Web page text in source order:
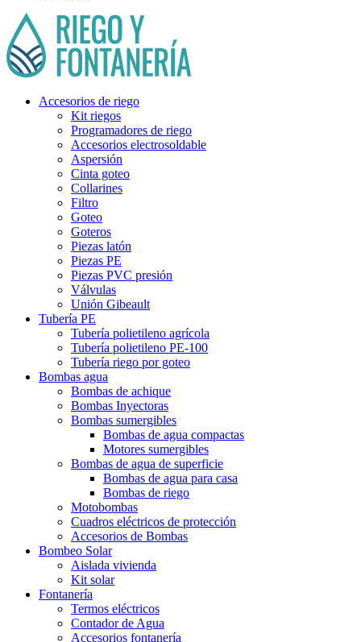
Accesorios de riego
Kit riegos
Programadores de riego
Accesorios electrosoldable
Aspersión
Cinta goteo
Collarines
Filtro
Goteo
Goteros
Piezas latón
Piezas PE
Piezas PVC presión
Válvulas
Unión Gibeault
Tubería PE
Tubería polietileno agrícola
Tubería polietileno PE-100
Tubería riego por goteo
Bombas agua
Bombas de achique
Bombas Inyectoras
Bombas sumergibles
Bombas de agua compactas
Motores sumergibles
Bombas de agua de superficie
Bombas de agua para casa
Bombas de riego
Motobombas
Cuadros eléctricos de protección
Accesorios de Bombas
Bombeo Solar
Aislada vivienda
Kit solar
Fontanería
Termos eléctricos
Contador de Agua
Accesorios fontanería